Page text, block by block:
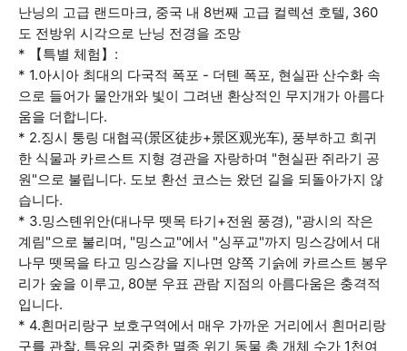
난닝의 고급 랜드마크, 중국 내 8번째 고급 컬렉션 호텔, 360
도 전방위 시각으로 난닝 전경을 조망
* 【특별 체험】:
* 1.아시아 최대의 다국적 폭포 - 더톈 폭포, 현실판 산수화 속
으로 들어가 물안개와 빛이 그려낸 환상적인 무지개가 아름다
움을 더합니다.
* 2.징시 퉁링 대협곡(景区徒步+景区观光车), 풍부하고 희귀
한 식물과 카르스트 지형 경관을 자랑하며 "현실판 쥐라기 공
원"으로 불립니다. 도보 환선 코스는 왔던 길을 되돌아가지 않
습니다.
* 3.밍스톈위안(대나무 뗏목 타기+전원 풍경), "광시의 작은
계림"으로 불리며, "밍스교"에서 "싱푸교"까지 밍스강에서 대
나무 뗏목을 타고 밍스강을 지나면 양쪽 기슭에 카르스트 봉우
리가 숲을 이루고, 80분 우표 관람 지점의 아름다움은 충격적
입니다.
* 4.흰머리랑구 보호구역에서 매우 가까운 거리에서 흰머리랑
구를 관찰, 특유의 귀중한 멸종 위기 동물 총 개체 수가 1천여